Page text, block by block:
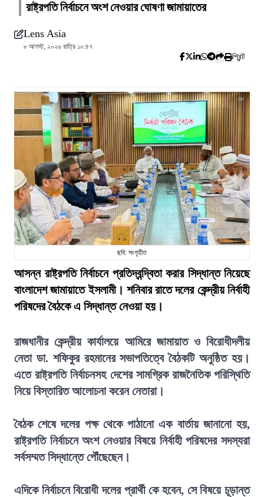
রাষ্ট্রপতি নির্বাচনে অংশ নেওয়ার ঘোষণা জামায়াতের
Lens Asia
৮ আগস্ট, ২০২৬ রাত্রি ১০:৪৭
প্রিন্ট
ছবি: সংগৃহীত
আসন্ন রাষ্ট্রপতি নির্বাচনে প্রতিদ্বন্দ্বিতা করার সিদ্ধান্ত নিয়েছে
বাংলাদেশ জামায়াতে ইসলামী। শনিবার রাতে দলের কেন্দ্রীয় নির্বাহী
পরিষদের বৈঠকে এ সিদ্ধান্ত নেওয়া হয়।
রাজধানীর কেন্দ্রীয় কার্যালয়ে আমিরে জামায়াত ও বিরোধীদলীয়
নেতা ডা. শফিকুর রহমানের সভাপতিত্বে বৈঠকটি অনুষ্ঠিত হয়।
এতে রাষ্ট্রপতি নির্বাচনসহ দেশের সামগ্রিক রাজনৈতিক পরিস্থিতি
নিয়ে বিস্তারিত আলোচনা করেন নেতারা।
বৈঠক শেষে দলের পক্ষ থেকে পাঠানো এক বার্তায় জানানো হয়,
রাষ্ট্রপতি নির্বাচনে অংশ নেওয়ার বিষয়ে নির্বাহী পরিষদের সদস্যরা
সর্বসম্মত সিদ্ধান্তে পৌঁছেছেন।
এদিকে নির্বাচনে বিরোধী দলের প্রার্থী কে হবেন, সে বিষয়ে চূড়ান্ত